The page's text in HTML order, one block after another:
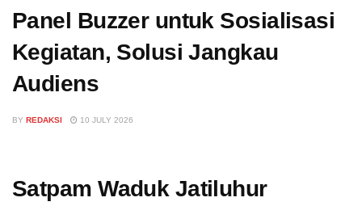
Panel Buzzer untuk Sosialisasi
Kegiatan, Solusi Jangkau
Audiens
BY REDAKSI 10 JULY 2026
Satpam Waduk Jatiluhur